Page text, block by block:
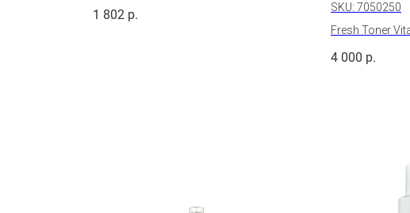
1 802 р.
SKU: 7050250
Fresh Toner
4 000 р.